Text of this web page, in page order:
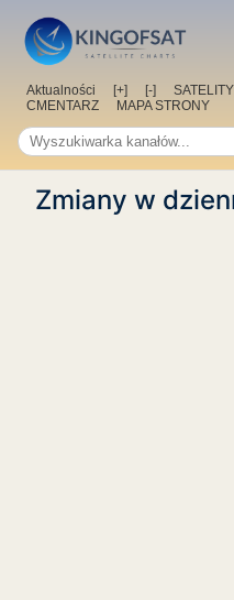
Aktualności [+] [-] SATELITY
CMENTARZ
MAPA STRONY
Zmiany w